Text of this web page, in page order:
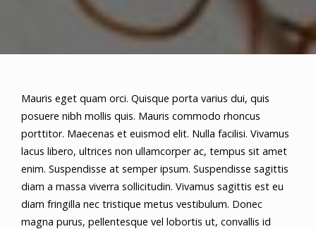
Mauris eget quam orci. Quisque porta varius dui, quis
posuere nibh mollis quis. Mauris commodo rhoncus
porttitor. Maecenas et euismod elit. Nulla facilisi. Vivamus
lacus libero, ultrices non ullamcorper ac, tempus sit amet
enim. Suspendisse at semper ipsum. Suspendisse sagittis
diam a massa viverra sollicitudin. Vivamus sagittis est eu
diam fringilla nec tristique metus vestibulum. Donec
magna purus, pellentesque vel lobortis ut, convallis id